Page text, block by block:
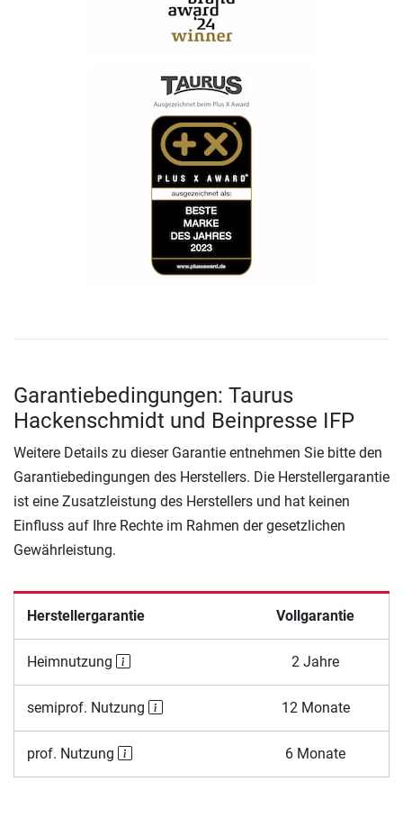
Garantiebedingungen: Taurus
Hackenschmidt und Beinpresse IFP
Weitere Details zu dieser Garantie entnehmen Sie bitte den
Garantiebedingungen des Herstellers. Die Herstellergarantie
ist eine Zusatzleistung des Herstellers und hat keinen
Einfluss auf Ihre Rechte im Rahmen der gesetzlichen
Gewährleistung.
Herstellergarantie Vollgarantie
Heimnutzung 2 Jahre
semiprof. Nutzung 12 Monate
prof. Nutzung 6 Monate